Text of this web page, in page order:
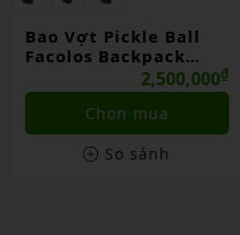
Túi Vợt Pickle Ball
850,000₫
Chọn mua
So sánh